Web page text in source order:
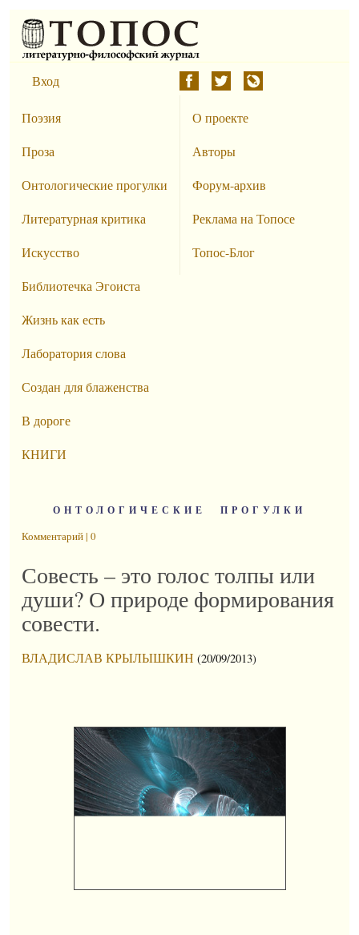
Вход
Поэзия
Проза
Онтологические прогулки
Литературная критика
Искусство
Библиотечка Эгоиста
Жизнь как есть
Лаборатория слова
Создан для блаженства
В дороге
КНИГИ
О проекте
Авторы
Форум-архив
Реклама на Топосе
Топос-Блог
ОНТОЛОГИЧЕСКИЕ ПРОГУЛКИ
Комментарий | 0
Совесть – это голос толпы или
души? О природе формирования
совести.
ВЛАДИСЛАВ КРЫЛЫШКИН (20/09/2013)